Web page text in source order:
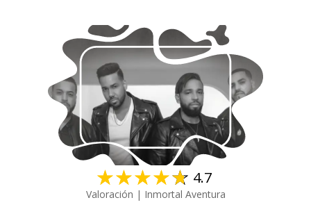
☆☆☆☆☆ 4.7
Valoración | Inmortal Aventura